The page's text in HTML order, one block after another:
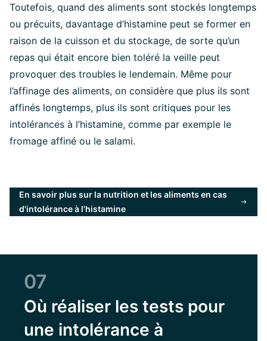
Toutefois, quand des aliments sont stockés longtemps
ou précuits, davantage d’histamine peut se former en
raison de la cuisson et du stockage, de sorte qu’un
repas qui était encore bien toléré la veille peut
provoquer des troubles le lendemain. Même pour
l’affinage des aliments, on considère que plus ils sont
affinés longtemps, plus ils sont critiques pour les
intolérances à l’histamine, comme par exemple le
fromage affiné ou le salami.
En savoir plus sur la nutrition et les aliments en cas
d'intolérance à l'histamine
07
Où réaliser les tests pour
une intolérance à